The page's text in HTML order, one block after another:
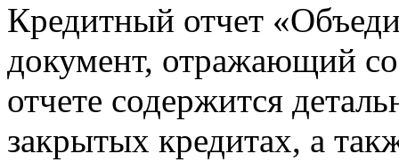
Кредитный отчет
документ, отражающий
отчете содержится
закрытых кредитах, а